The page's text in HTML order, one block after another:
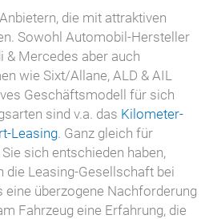
die mit attraktiven
Sowohl Automobil-Hersteller
& Mercedes aber auch
wie Sixt/Allane, ALD & AIL
Geschäftsmodell für sich
sind v.a. das Kilometer-
Leasing . Ganz gleich für
sich entschieden haben,
Leasing-Gesellschaft bei
eine überzogene Nachforderung
Fahrzeug eine Erfahrung, die